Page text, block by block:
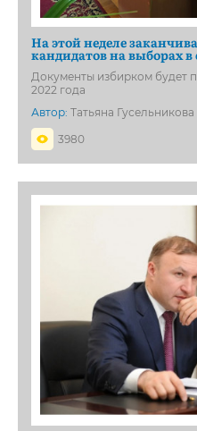
На этой неделе
кандидатов на выборах
Документы избирком будет
2022 года
Автор: Татьяна Гусельникова
3980